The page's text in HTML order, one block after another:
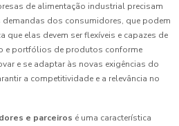
de alimentação industrial precisam
demandas dos consumidores, que podem
que elas devem ser flexíveis e capazes de
e portfólios de produtos conforme
e se adaptar às novas exigências do
a competitividade e a relevância no
e parceiros é uma característica